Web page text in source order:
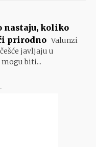
nastaju, koliko
prirodno Valunzi
javljaju u
biti...